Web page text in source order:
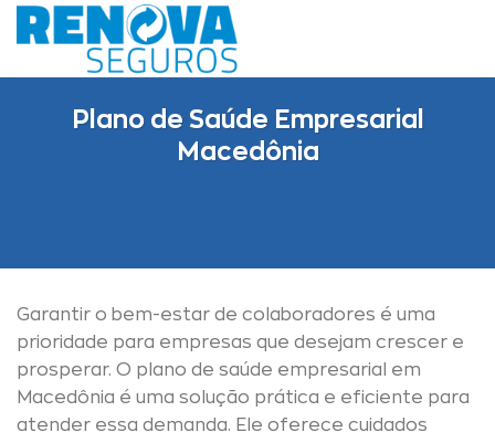
Skip
to
Plano de Saúde Empresarial
Macedônia
Garantir o bem-estar de colaboradores é uma
prioridade para empresas que desejam crescer e
prosperar. O plano de saúde empresarial em
Macedônia é uma solução prática e eficiente para
atender essa demanda. Ele oferece cuidados